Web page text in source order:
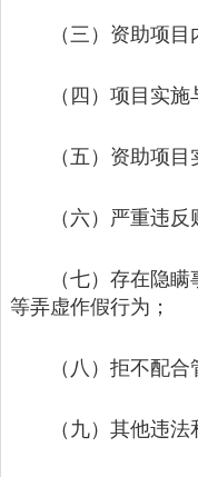
（三）资助项
（四）项目实
（五）资助项
（六）严重违
（七）存在隐
等弄虚作假行为；
（八）拒不配
（九）其他违法